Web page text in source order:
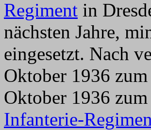
Regiment in
nächsten Jahre,
eingesetzt. Nach
Oktober 1936
Oktober 1936
Infanterie-